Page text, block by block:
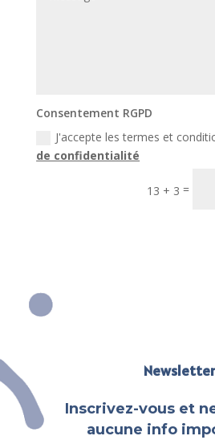
Consentement RGPD
J'accepte les termes et
de confidentialité
13 + 3 =
Newsletter
Inscrivez-vous et
aucune info